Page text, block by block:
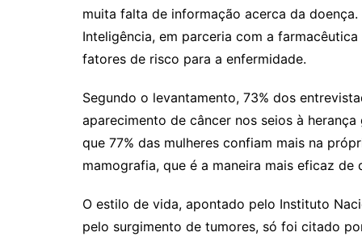
muita falta de informação acerca da
Inteligência, em parceria com a
fatores de risco para a enfermidade.
Segundo o levantamento, 73% dos
aparecimento de câncer nos seios à
que 77% das mulheres confiam mais na
mamografia, que é a maneira mais eficaz
O estilo de vida, apontado pelo Instituto
pelo surgimento de tumores, só foi citado